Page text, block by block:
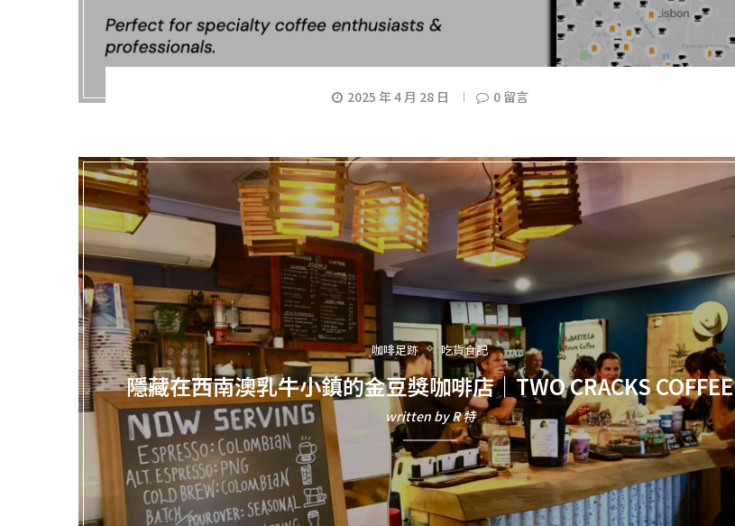
2025 年 4 月 28 日 0 留言
咖啡足跡 吃貨食記
隱藏在西南澳乳牛小鎮的金豆獎咖啡店｜TWO CRACKS COFFEE
written byR 特